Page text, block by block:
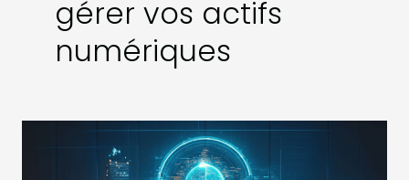
gérer vos actifs
numériques